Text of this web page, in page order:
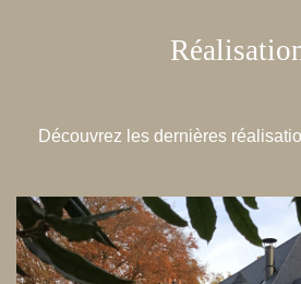
Découvrez les dernières